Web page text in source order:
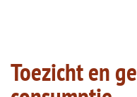
Toezicht en